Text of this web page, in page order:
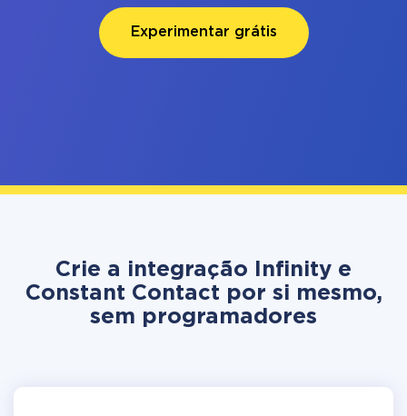
Experimentar grátis
Crie a integração Infinity e
Constant Contact por si mesmo,
sem programadores